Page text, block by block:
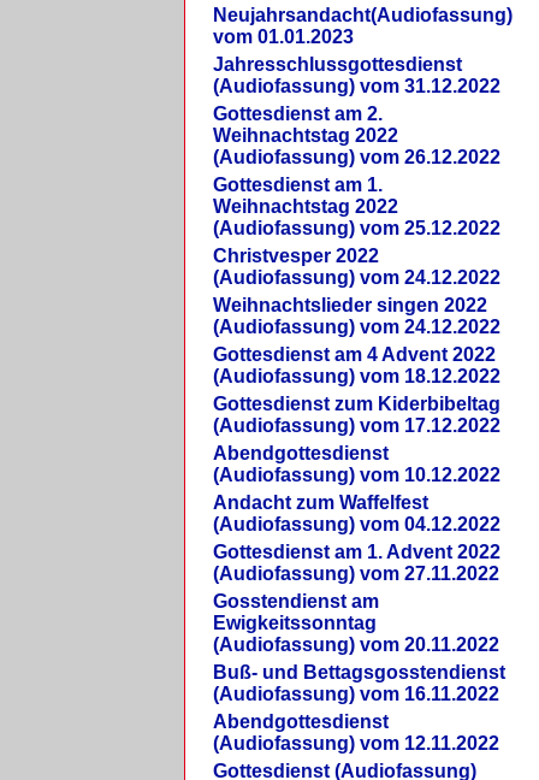
Neujahrsandacht(Audiofassung)
vom 01.01.2023
Jahresschlussgottesdienst
(Audiofassung) vom 31.12.2022
Gottesdienst am 2.
Weihnachtstag 2022
(Audiofassung) vom 26.12.2022
Gottesdienst am 1.
Weihnachtstag 2022
(Audiofassung) vom 25.12.2022
Christvesper 2022
(Audiofassung) vom 24.12.2022
Weihnachtslieder singen 2022
(Audiofassung) vom 24.12.2022
Gottesdienst am 4 Advent 2022
(Audiofassung) vom 18.12.2022
Gottesdienst zum Kiderbibeltag
(Audiofassung) vom 17.12.2022
Abendgottesdienst
(Audiofassung) vom 10.12.2022
Andacht zum Waffelfest
(Audiofassung) vom 04.12.2022
Gottesdienst am 1. Advent 2022
(Audiofassung) vom 27.11.2022
Gosstendienst am
Ewigkeitssonntag
(Audiofassung) vom 20.11.2022
Buß- und Bettagsgosstendienst
(Audiofassung) vom 16.11.2022
Abendgottesdienst
(Audiofassung) vom 12.11.2022
Gottesdienst (Audiofassung)